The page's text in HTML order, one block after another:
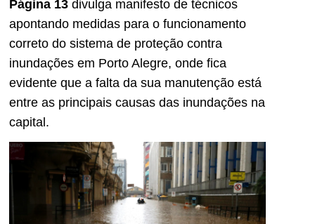
Página 13 divulga manifesto de técnicos
apontando medidas para o funcionamento
correto do sistema de proteção contra
inundações em Porto Alegre, onde fica
evidente que a falta da sua manutenção está
entre as principais causas das inundações na
capital.